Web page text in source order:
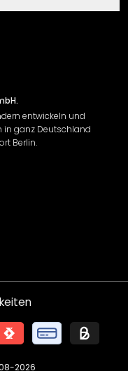
entwickeln und
in ganz Deutschland
Berlin.
2026